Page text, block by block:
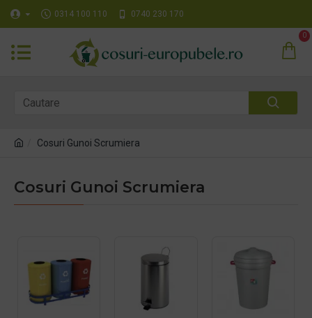
0314 100 110 0740 230 170
0
Cosuri Gunoi Scrumiera
Cosuri Gunoi Scrumiera